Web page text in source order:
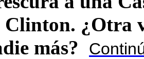
¿Otra
más?